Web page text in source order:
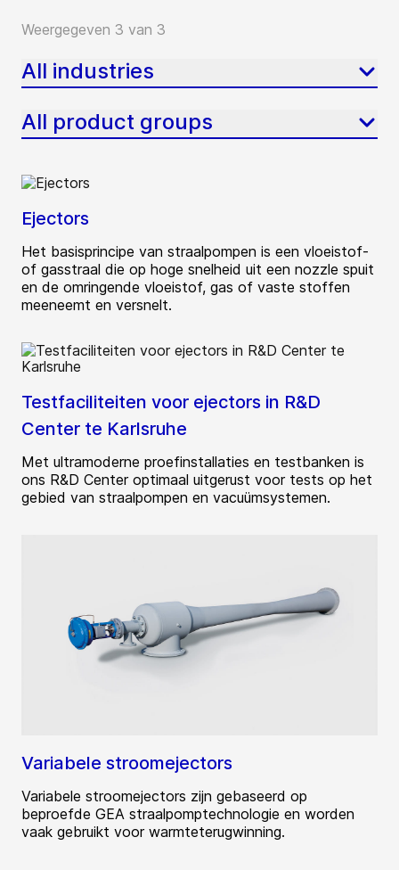
Weergegeven 3 van 3
All industries
All product groups
Ejectors
Het basisprincipe van straalpompen is een vloeistof-
of gasstraal die op hoge snelheid uit een nozzle spuit
en de omringende vloeistof, gas of vaste stoffen
meeneemt en versnelt.
Testfaciliteiten voor ejectors in R&D
Center te Karlsruhe
Met ultramoderne proefinstallaties en testbanken is
ons R&D Center optimaal uitgerust voor tests op het
gebied van straalpompen en vacuümsystemen.
Variabele stroomejectors
Variabele stroomejectors zijn gebaseerd op
beproefde GEA straalpomptechnologie en worden
vaak gebruikt voor warmteterugwinning.